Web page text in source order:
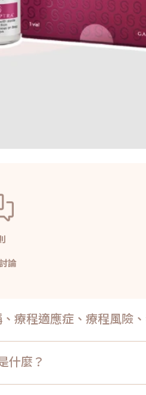
論
療程適應症、療程風險
什麼？